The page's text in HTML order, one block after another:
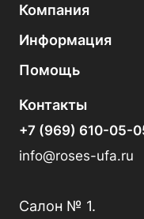
Компания
Информация
Помощь
Контакты
+7 (969) 610-05-
info@roses-ufa.ru
Салон № 1.